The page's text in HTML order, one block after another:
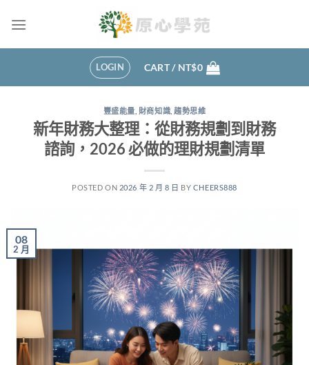
LOGIN CART / NT$0
豐盛能量 財商知識 ,趨勢思維
新年財務大整理：從財務規劃到財務
諮詢，2026 必做的理財規劃清單
POSTED ON 2026 年 2 月 8 日 BY CHEERS888
08
2 月